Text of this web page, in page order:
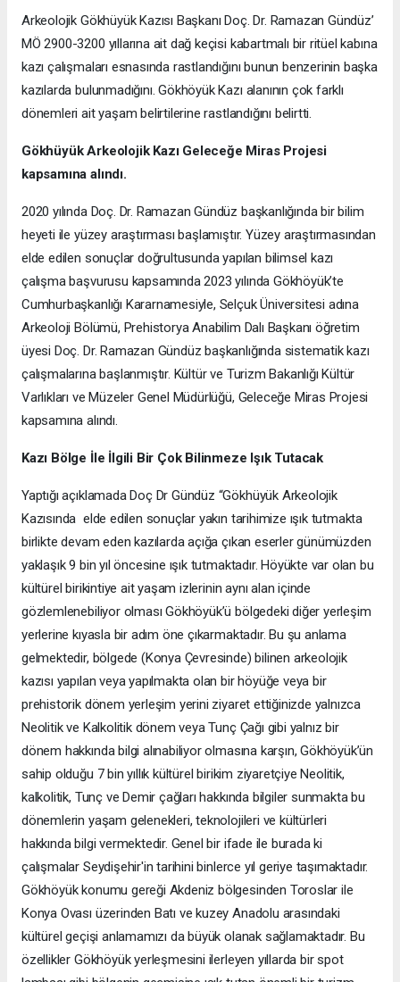
Arkeolojik Gökhüyük Kazısı Başkanı Doç. Dr. Ramazan Gündüz’
MÖ 2900-3200 yıllarına ait dağ keçisi kabartmalı bir ritüel kabına
kazı çalışmaları esnasında rastlandığını bunun benzerinin başka
kazılarda bulunmadığını. Gökhöyük Kazı alanının çok farklı
dönemleri ait yaşam belirtilerine rastlandığını belirtti.
Gökhüyük Arkeolojik Kazı Geleceğe Miras Projesi
kapsamına alındı.
2020 yılında Doç. Dr. Ramazan Gündüz başkanlığında bir bilim
heyeti ile yüzey araştırması başlamıştır. Yüzey araştırmasından
elde edilen sonuçlar doğrultusunda yapılan bilimsel kazı
çalışma başvurusu kapsamında 2023 yılında Gökhöyük’te
Cumhurbaşkanlığı Kararnamesiyle, Selçuk Üniversitesi adına
Arkeoloji Bölümü, Prehistorya Anabilim Dalı Başkanı öğretim
üyesi Doç. Dr. Ramazan Gündüz başkanlığında sistematik kazı
çalışmalarına başlanmıştır. Kültür ve Turizm Bakanlığı Kültür
Varlıkları ve Müzeler Genel Müdürlüğü, Geleceğe Miras Projesi
kapsamına alındı.
Kazı Bölge İle İlgili Bir Çok Bilinmeze Işık Tutacak
Yaptığı açıklamada Doç Dr Gündüz “Gökhüyük Arkeolojik
Kazısında elde edilen sonuçlar yakın tarihimize ışık tutmakta
birlikte devam eden kazılarda açığa çıkan eserler günümüzden
yaklaşık 9 bin yıl öncesine ışık tutmaktadır. Höyükte var olan bu
kültürel birikintiye ait yaşam izlerinin aynı alan içinde
gözlemlenebiliyor olması Gökhöyük’ü bölgedeki diğer yerleşim
yerlerine kıyasla bir adım öne çıkarmaktadır. Bu şu anlama
gelmektedir, bölgede (Konya Çevresinde) bilinen arkeolojik
kazısı yapılan veya yapılmakta olan bir höyüğe veya bir
prehistorik dönem yerleşim yerini ziyaret ettiğinizde yalnızca
Neolitik ve Kalkolitik dönem veya Tunç Çağı gibi yalnız bir
dönem hakkında bilgi alınabiliyor olmasına karşın, Gökhöyük’ün
sahip olduğu 7 bin yıllık kültürel birikim ziyaretçiye Neolitik,
kalkolitik, Tunç ve Demir çağları hakkında bilgiler sunmakta bu
dönemlerin yaşam gelenekleri, teknolojileri ve kültürleri
hakkında bilgi vermektedir. Genel bir ifade ile burada ki
çalışmalar Seydişehir'in tarihini binlerce yıl geriye taşımaktadır.
Gökhöyük konumu gereği Akdeniz bölgesinden Toroslar ile
Konya Ovası üzerinden Batı ve kuzey Anadolu arasındaki
kültürel geçişi anlamamızı da büyük olanak sağlamaktadır. Bu
özellikler Gökhöyük yerleşmesini ilerleyen yıllarda bir spot